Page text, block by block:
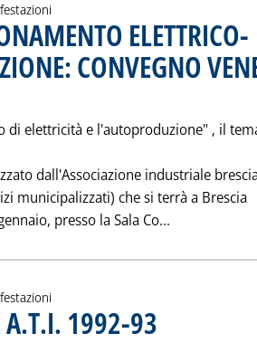
ELETTRICO-
CONVEGNO
di elettricità e l'autoproduzione" ‚ il
dall'Associazione industriale
municipalizzati) che si terrà a Brescia
presso la Sala Co...
A.T.I. 1992-93